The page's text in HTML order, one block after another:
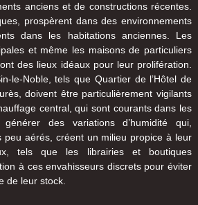
anciens et de constructions récentes.
prospèrent dans des environnements
dans les habitations anciennes. Les
et même les maisons de particuliers
des lieux idéaux pour leur prolifération.
le-Noble, tels que Quartier de l’Hôtel de
doivent être particulièrement vigilants
central, qui sont courants dans les
des variations d’humidité qui,
aérés, créent un milieu propice à leur
tels que les librairies et boutiques
à ces envahisseurs discrets pour éviter
de leur stock.